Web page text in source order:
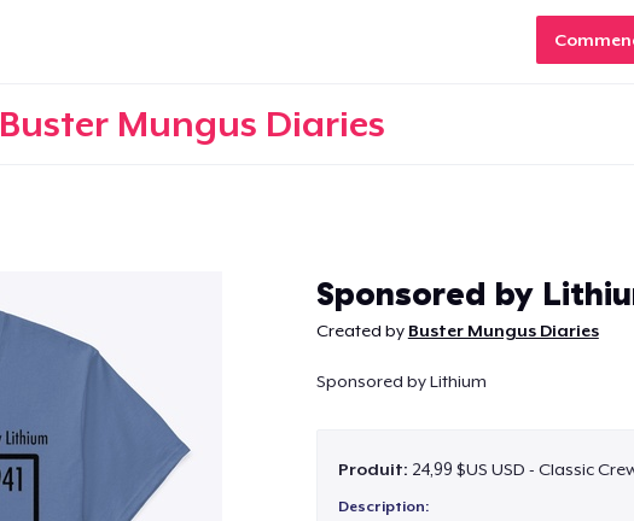
Buster Mungus Diaries
Sponsored by
Created by Buster Mungus Diaries
Sponsored by Lithium
Produit: 24,99 $US USD - Classic
Description: